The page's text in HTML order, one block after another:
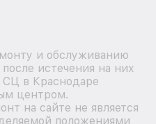
и обслуживанию
истечения на них
СЦ в Краснодаре
центром.
на сайте не является
положениями